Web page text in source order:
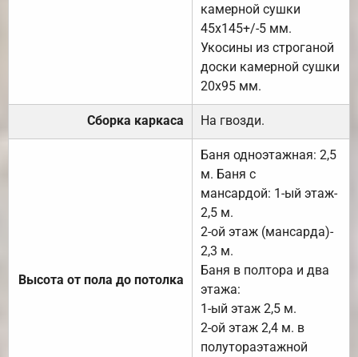
камерной сушки
45х145+/-5 мм.
Укосины из строганой
доски камерной сушки
20х95 мм.
Сборка каркаса На гвозди.
Высота от пола до потолка
Баня одноэтажная: 2,5
м. Баня с
мансардой: 1-ый этаж-
2,5 м.
2-ой этаж (мансарда)-
2,3 м.
Баня в полтора и два
этажа:
1-ый этаж 2,5 м.
2-ой этаж 2,4 м. в
полутораэтажной